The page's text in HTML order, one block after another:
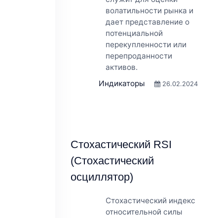
волатильности рынка и
дает представление о
потенциальной
перекупленности или
перепроданности
активов.
Индикаторы
26.02.2024
Стохастический RSI
(Стохастический
осциллятор)
Стохастический индекс
относительной силы